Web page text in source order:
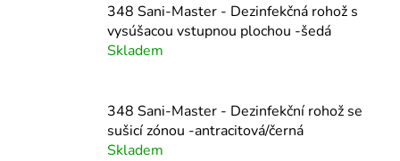
348 Sani-Master - Dezinfekčná rohož s
vysúšacou vstupnou plochou -šedá
Skladem
348 Sani-Master - Dezinfekční rohož se
sušicí zónou -antracitová/černá
Skladem